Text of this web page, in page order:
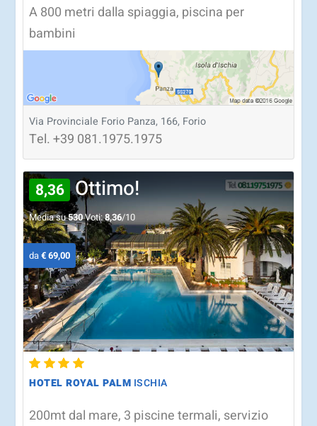
A 800 metri dalla spiaggia, piscina per
bambini
Via Provinciale Forio Panza, 166, Forio
Tel.+39 081.1975.1975
8,36 Ottimo!
Media su530Voti:8,36/10
da€ 69,00
HOTEL ROYAL PALM ISCHIA
200mt dal mare, 3 piscine termali, servizio